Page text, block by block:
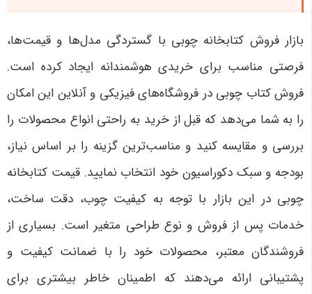
بازار فروش کتابخانه چوبی با گستردگی مدل‌ها و قیمت‌ها،
فرصتی مناسب برای خریدی هوشمندانه ایجاد کرده است.
فروش کتاب چوبی در فروشگاه‌های فیزیکی و آنلاین این امکان
را به شما می‌دهد که قبل از خرید به راحتی انواع محصولات را
بررسی و مقایسه کنید و مناسب‌ترین گزینه را بر اساس نیاز،
بودجه و سبک دکوراسیون خود انتخاب نمایید. قیمت کتابخانه
چوبی در این بازار با توجه به کیفیت چوب، دقت ساخت،
خدمات پس از فروش و نوع طراحی متغیر است. بسیاری از
فروشندگان معتبر، محصولات خود را با ضمانت کیفیت و
پشتیبانی ارائه می‌دهند که اطمینان خاطر بیشتری برای